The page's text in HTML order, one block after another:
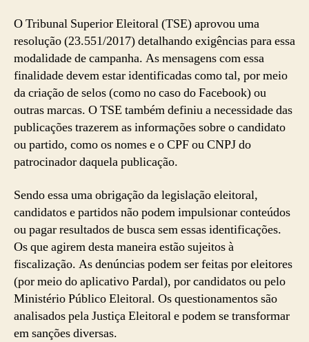
O Tribunal Superior Eleitoral (TSE) aprovou uma
resolução (23.551/2017) detalhando exigências para essa
modalidade de campanha. As mensagens com essa
finalidade devem estar identificadas como tal, por meio
da criação de selos (como no caso do Facebook) ou
outras marcas. O TSE também definiu a necessidade das
publicações trazerem as informações sobre o candidato
ou partido, como os nomes e o CPF ou CNPJ do
patrocinador daquela publicação.
Sendo essa uma obrigação da legislação eleitoral,
candidatos e partidos não podem impulsionar conteúdos
ou pagar resultados de busca sem essas identificações.
Os que agirem desta maneira estão sujeitos à
fiscalização. As denúncias podem ser feitas por eleitores
(por meio do aplicativo Pardal), por candidatos ou pelo
Ministério Público Eleitoral. Os questionamentos são
analisados pela Justiça Eleitoral e podem se transformar
em sanções diversas.